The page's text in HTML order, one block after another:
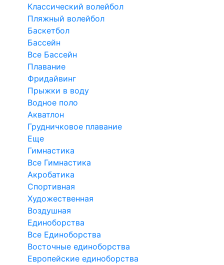
Классический волейбол
Пляжный волейбол
Баскетбол
Бассейн
Все Бассейн
Плавание
Фридайвинг
Прыжки в воду
Водное поло
Акватлон
Грудничковое плавание
Еще
Гимнастика
Все Гимнастика
Акробатика
Спортивная
Художественная
Воздушная
Единоборства
Все Единоборства
Восточные единоборства
Европейские единоборства